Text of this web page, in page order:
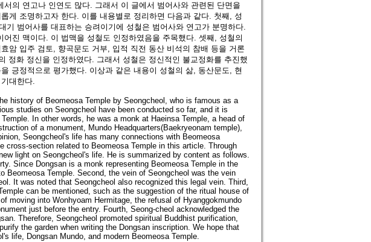
의 연고나 인연도 많다. 그래서 이 글에서 범어사와 관련된 단면을
게 조명하고자 한다. 이를 내용별로 정리하면 다음과 같다. 첫째, 성
기 범어사를 대표하는 승려이기에 성철은 범어사와 연고가 분명하다.
진 맥이다. 이 법맥을 성철도 인정하였음을 주목했다. 셋째, 성철의
암 입주 검토, 향곡문도 거부, 입적 직전 동산 비석의 참배 등을 거론
정화 정신을 인정하였다. 그래서 성철은 정신적인 불교정화를 추진했
긍정적으로 평가했다. 이상과 같은 내용이 성철의 삶, 동산문도, 현
대한다.
history of Beomeosa Temple by Seongcheol, who is famous as a
studies on Seongcheol have been conducted so far, and it is
In other words, he was a monk at Haeinsa Temple, a head of
of a monument, Mundo Headquarters(Baekryeonam temple),
Seongcheol's life has many connections with Beomeosa
cross-section related to Beomeosa Temple in this article. Through
light on Seongcheol's life. He is summarized by content as follows.
Since Dongsan is a monk representing Beomeosa Temple in the
Beomeosa Temple. Second, the vein of Seongcheol was the vein
It was noted that Seongcheol also recognized this legal vein. Third,
can be mentioned, such as the suggestion of the ritual house of
moving into Wonhyoam Hermitage, the refusal of Hyanggokmundo
just before the entry. Fourth, Seong-cheol acknowledged the
Therefore, Seongcheol promoted spiritual Buddhist purification,
the garden when writing the Dongsan inscription. We hope that
life, Dongsan Mundo, and modern Beomeosa Temple.